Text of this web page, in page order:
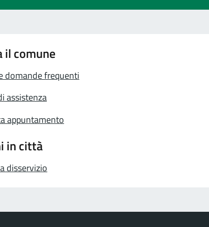
il comune
domande frequenti
assistenza
appuntamento
in città
disservizio